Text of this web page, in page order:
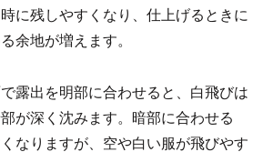
に残しやすくなり、仕上げるときに
余地が増えます。
露出を明部に合わせると、白飛びは
が深く沈みます。暗部に合わせる
なりますが、空や白い服が飛びやす